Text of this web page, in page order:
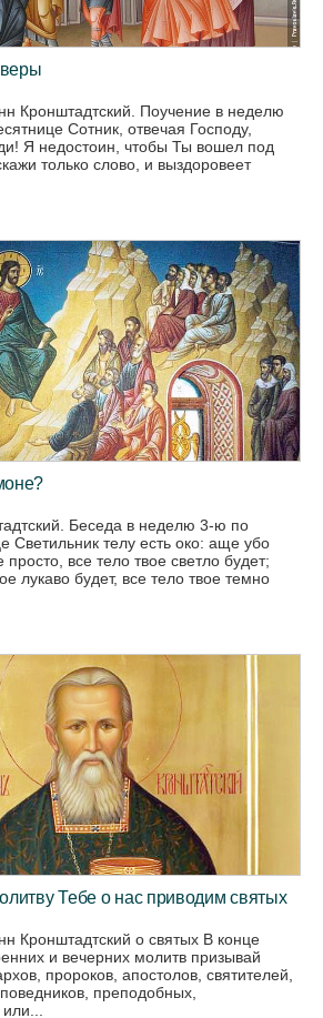
Кронштадтский. Поучение в неделю
Сотник, отвечая Господу,
Я недостоин, чтобы Ты вошел под
только слово, и выздоровеет
Беседа в неделю 3-ю по
Светильник телу есть око: аще убо
просто, все тело твое светло будет;
лукаво будет, все тело твое темно
Тебе о нас приводим святых
Кронштадтский о святых В конце
и вечерних молитв призывай
пророков, апостолов, святителей,
преподобных,